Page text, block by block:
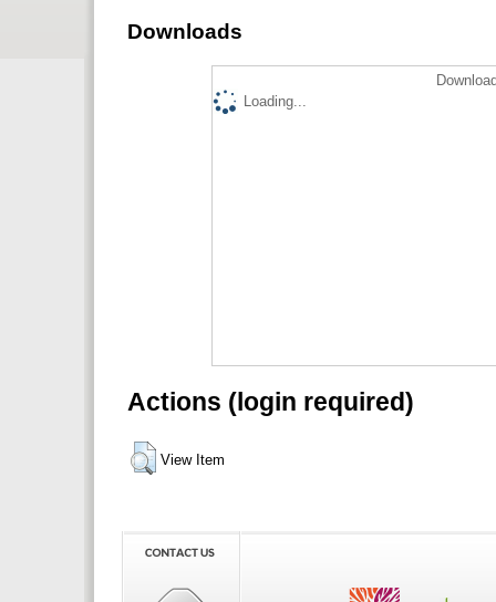
Downloads
Loading...
Actions (login required)
View Item